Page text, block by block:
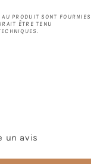
PRODUIT SONT FOURNIES
ÊTRE TENU
un avis